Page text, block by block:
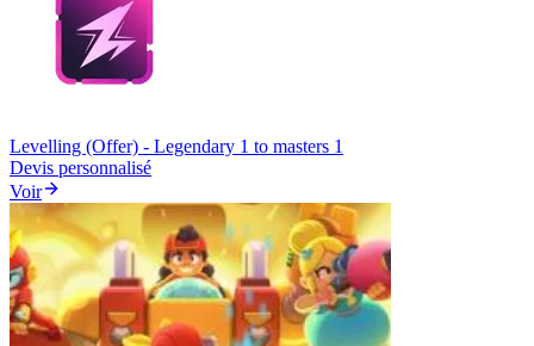
Levelling (Offer) - Legendary 1 to masters 1
Devis personnalisé
Voir